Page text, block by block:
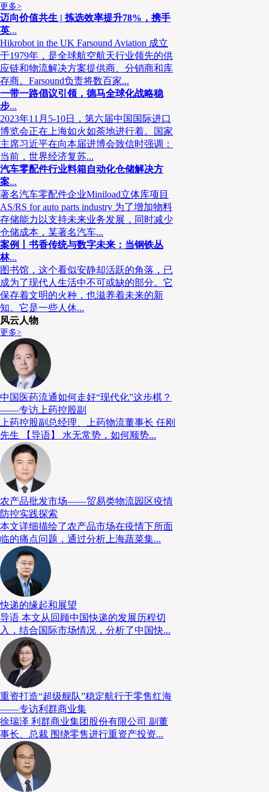
规模“更进一步”，
在这个过程中，国药物流自然也是“更进一步”。据顾一民透露，
4,200亿元人民币之多，而这得益于国药控股对于市场及未来发展的预
销体系改革、网络终端下沉、批零一体化业务模式的延伸和推广，以
控股在业务模式进一步提升扁平化、终端化，促使业务规模能够不断
设也在持续跟进，据顾一民透露，目前国药物流的整体物流仓储面积已
约300个物流中心，以此确保了其在各地的物流供应体系。
升。”顾一民坦言，医药物流的成本相对于其他行业而言确实偏高，
有“高低之分”，对物流的要求也会随之变化，因此需要对不同商品价
保证物流成本具有一定的竞争力。这也帮助了国药物流得以承接社会业
订单意味着更多的个性化需求，非常考验国药物流如何用高附加值的
化的服务产品去解决客户的个性化需求。”顾一民补充道。
独特的云端全国化网络和企业使命
而国药物流之所以能够提供这些服务，核心优势在于其覆盖率
化、数字化实现了所有仓储、运输资源的云端化，并在此基础上建立
资源的高效利用，从而为客户提供一个更好、更有掌控力的物流体系。
更多>
迈向价值共生 | 拣选效率提升78%，携手
英...
Hikrobot in the UK Farsound Aviation 成立
于1979年，是全球航空航天行业领先的供
应链和物流解决方案提供商、分销商和库
存商。Farsound负责将数百家...
一带一路倡议引领，德马全球化战略稳
步...
2023年11月5-10日，第六届中国国际进口
博览会正在上海如火如荼地进行着。国家
主席习近平在向本届进博会致信时强调：
当前，世界经济复苏...
汽车零配件行业料箱自动化仓储解决方
案...
著名汽车零配件企业Miniload立体库项目
AS/RS for auto parts industry 为了增加物料
存储能力以支持未来业务发展，同时减少
仓储成本，某著名汽车...
案例丨书香传统与数字未来：当钢铁丛
林...
图书馆，这个看似安静却活跃的角落，已
成为了现代人生活中不可或缺的部分。它
保存着文明的火种，也滋养着未来的新
知。它是一些人休...
风云人物
更多>
中国医药流通如何走好“现代化”这步棋？
——专访上药控股副
上药控股副总经理、上药物流董事长 任刚
先生 【导语】 水无常势，如何顺势...
农产品批发市场——贸易类物流园区疫情
防控实践探索
本文详细描绘了农产品市场在疫情下所面
临的痛点问题，通过分析上海蔬菜集...
快递的缘起和展望
导语 本文从回顾中国快递的发展历程切
入，结合国际市场情况，分析了中国快...
重资打造“超级舰队”稳定航行于零售红海
——专访利群商业集
徐瑞泽 利群商业集团股份有限公司 副董
事长、总裁 围绕零售进行重资产投资...